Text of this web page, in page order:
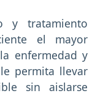
y tratamiento
el mayor
enfermedad y
permita llevar
sin aislarse